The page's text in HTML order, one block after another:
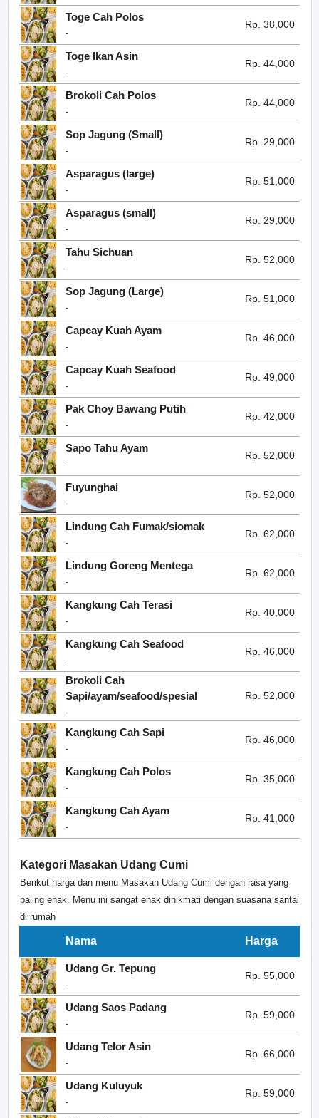
Toge Cah Polos
-
Rp. 38,000
Toge Ikan Asin
-
Rp. 44,000
Brokoli Cah Polos
-
Rp. 44,000
Sop Jagung (Small)
-
Rp. 29,000
Asparagus (large)
-
Rp. 51,000
Asparagus (small)
-
Rp. 29,000
Tahu Sichuan
-
Rp. 52,000
Sop Jagung (Large)
-
Rp. 51,000
Capcay Kuah Ayam
-
Rp. 46,000
Capcay Kuah Seafood
-
Rp. 49,000
Pak Choy Bawang Putih
-
Rp. 42,000
Sapo Tahu Ayam
-
Rp. 52,000
Fuyunghai
-
Rp. 52,000
Lindung Cah Fumak/siomak
-
Rp. 62,000
Lindung Goreng Mentega
-
Rp. 62,000
Kangkung Cah Terasi
-
Rp. 40,000
Kangkung Cah Seafood
-
Rp. 46,000
Brokoli Cah
Sapi/ayam/seafood/spesial
-
Rp. 52,000
Kangkung Cah Sapi
-
Rp. 46,000
Kangkung Cah Polos
-
Rp. 35,000
Kangkung Cah Ayam
-
Rp. 41,000
Kategori Masakan Udang Cumi
Berikut harga dan menu Masakan Udang Cumi dengan rasa yang
paling enak. Menu ini sangat enak dinikmati dengan suasana santai
di rumah
Nama Harga
Udang Gr. Tepung
-
Rp. 55,000
Udang Saos Padang
-
Rp. 59,000
Udang Telor Asin
-
Rp. 66,000
Udang Kuluyuk
-
Rp. 59,000